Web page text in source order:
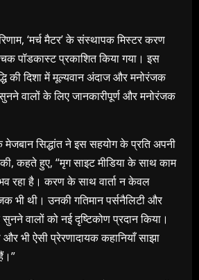
‘मर्च मैटर’ के संस्थापक मिस्टर करण
पॉडकास्ट प्रकाशित किया गया। इस
की दिशा में मूल्यवान अंदाज और मनोरंजक
वालों के लिए जानकारीपूर्ण और मनोरंजक
मेजबान सिद्धांत ने इस सहयोग के प्रति अपनी
की, कहते हुए, “मृग साइट मीडिया के साथ काम
रहा है। करण के साथ वार्ता न केवल
भी थी। उनकी गतिमान पर्सनैलिटी और
सुनने वालों को नई दृष्टिकोण प्रदान किया।
भी ऐसी प्रेरणादायक कहानियाँ साझा